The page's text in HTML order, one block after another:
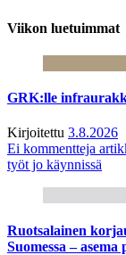
Viikon luetuimmat
GRK:lle
Kirjoitettu 3.8.2026
Ei kommentteja
työt jo käynnissä
Ruotsalainen
Suomessa –